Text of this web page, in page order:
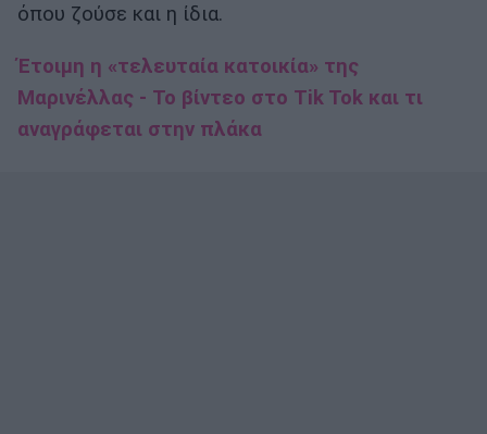
όπου ζούσε και η ίδια.
Έτοιμη η «τελευταία κατοικία» της
Μαρινέλλας - Το βίντεο στο Tik Tok και τι
αναγράφεται στην πλάκα